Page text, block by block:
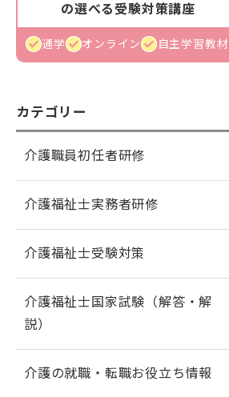
の選べる受験対策講座
通学 オンライン 自主学習教材
カテゴリー
介護職員初任者研修
介護福祉士実務者研修
介護福祉士受験対策
介護福祉士国家試験（解答・解
説）
介護の就職・転職お役立ち情報